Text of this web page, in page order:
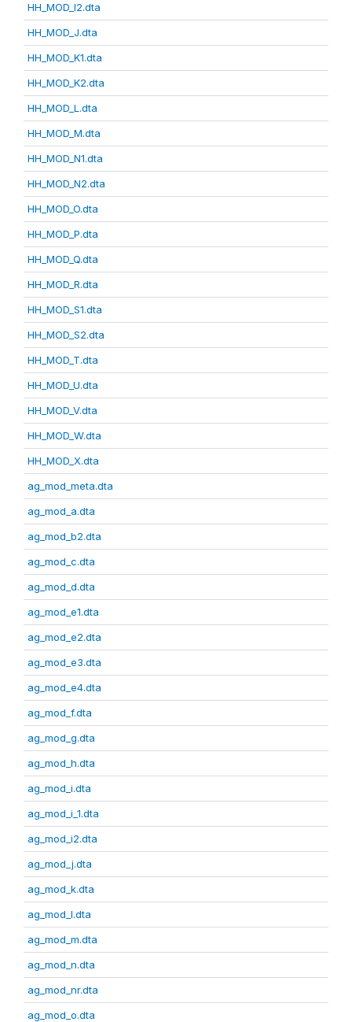
HH_MOD_I2.dta
HH_MOD_J.dta
HH_MOD_K1.dta
HH_MOD_K2.dta
HH_MOD_L.dta
HH_MOD_M.dta
HH_MOD_N1.dta
HH_MOD_N2.dta
HH_MOD_O.dta
HH_MOD_P.dta
HH_MOD_Q.dta
HH_MOD_R.dta
HH_MOD_S1.dta
HH_MOD_S2.dta
HH_MOD_T.dta
HH_MOD_U.dta
HH_MOD_V.dta
HH_MOD_W.dta
HH_MOD_X.dta
ag_mod_meta.dta
ag_mod_a.dta
ag_mod_b2.dta
ag_mod_c.dta
ag_mod_d.dta
ag_mod_e1.dta
ag_mod_e2.dta
ag_mod_e3.dta
ag_mod_e4.dta
ag_mod_f.dta
ag_mod_g.dta
ag_mod_h.dta
ag_mod_i.dta
ag_mod_i_1.dta
ag_mod_i2.dta
ag_mod_j.dta
ag_mod_k.dta
ag_mod_l.dta
ag_mod_m.dta
ag_mod_n.dta
ag_mod_nr.dta
ag_mod_o.dta